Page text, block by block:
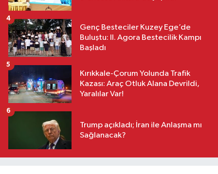
Genç Besteciler Kuzey Ege’de
Buluştu: II. Agora Bestecilik Kampı
Başladı
4
Kırıkkale-Çorum Yolunda Trafik
Kazası: Araç Otluk Alana Devrildi,
Yaralılar Var!
5
Trump açıkladı; İran ile Anlaşma mı
Sağlanacak?
6